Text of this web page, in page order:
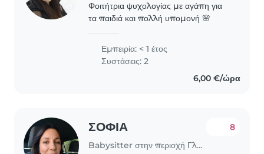
Φοιτήτρια ψυχολογίας με αγάπη για
τα παιδιά και πολλή υπομονή 🌸
Εμπειρία: < 1 έτος
Συστάσεις: 2
6,00 €/ώρα
ΣΟΦΙΑ
Babysitter στην περιοχή Γλυφάδα
8